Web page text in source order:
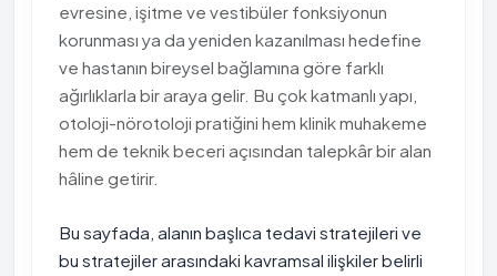
evresine, işitme ve vestibüler fonksiyonun
korunması ya da yeniden kazanılması hedefine
ve hastanın bireysel bağlamına göre farklı
ağırlıklarla bir araya gelir. Bu çok katmanlı yapı,
otoloji-nörotoloji pratiğini hem klinik muhakeme
hem de teknik beceri açısından talepkâr bir alan
hâline getirir.
Bu sayfada, alanın başlıca tedavi stratejileri ve
bu stratejiler arasındaki kavramsal ilişkiler belirli